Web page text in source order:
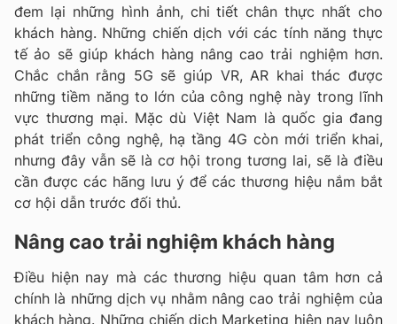
đem lại những hình ảnh, chi tiết chân thực nhất cho
khách hàng. Những chiến dịch với các tính năng thực
tế ảo sẽ giúp khách hàng nâng cao trải nghiệm hơn.
Chắc chắn rằng 5G sẽ giúp VR, AR khai thác được
những tiềm năng to lớn của công nghệ này trong lĩnh
vực thương mại. Mặc dù Việt Nam là quốc gia đang
phát triển công nghệ, hạ tầng 4G còn mới triển khai,
nhưng đây vẫn sẽ là cơ hội trong tương lai, sẽ là điều
cần được các hãng lưu ý để các thương hiệu nắm bắt
cơ hội dẫn trước đối thủ.
Nâng cao trải nghiệm khách hàng
Điều hiện nay mà các thương hiệu quan tâm hơn cả
chính là những dịch vụ nhằm nâng cao trải nghiệm của
khách hàng. Những chiến dịch Marketing hiện nay luôn